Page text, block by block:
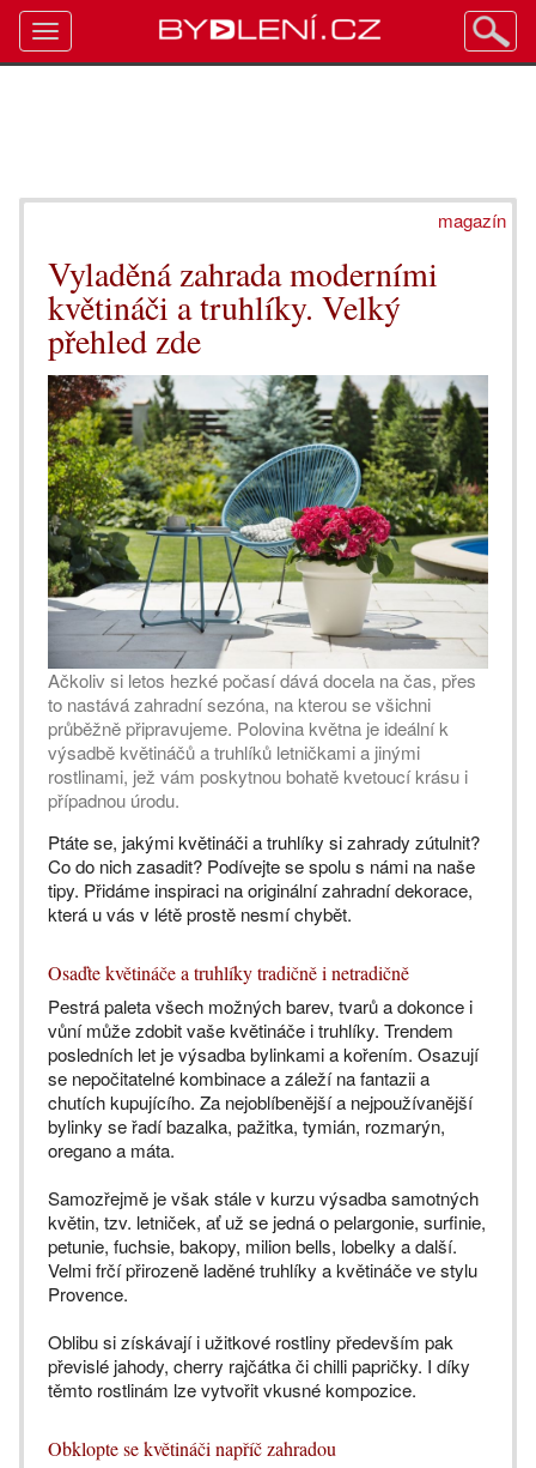
magazín
Vyladěná zahrada moderními
květináči a truhlíky. Velký
přehled zde
Ačkoliv si letos hezké počasí dává docela na čas, přes
to nastává zahradní sezóna, na kterou se všichni
průběžně připravujeme. Polovina května je ideální k
výsadbě květináčů a truhlíků letničkami a jinými
rostlinami, jež vám poskytnou bohatě kvetoucí krásu i
případnou úrodu.
Ptáte se, jakými květináči a truhlíky si zahrady zútulnit?
Co do nich zasadit? Podívejte se spolu s námi na naše
tipy. Přidáme inspiraci na originální zahradní dekorace,
která u vás v létě prostě nesmí chybět.
Osaďte květináče a truhlíky tradičně i netradičně
Pestrá paleta všech možných barev, tvarů a dokonce i
vůní může zdobit vaše květináče i truhlíky. Trendem
posledních let je výsadba bylinkami a kořením. Osazují
se nepočitatelné kombinace a záleží na fantazii a
chutích kupujícího. Za nejoblíbenější a nejpoužívanější
bylinky se řadí bazalka, pažitka, tymián, rozmarýn,
oregano a máta.
Samozřejmě je však stále v kurzu výsadba samotných
květin, tzv. letniček, ať už se jedná o pelargonie, surfinie,
petunie, fuchsie, bakopy, milion bells, lobelky a další.
Velmi frčí přirozeně laděné truhlíky a květináče ve stylu
Provence.
Oblibu si získávají i užitkové rostliny především pak
převislé jahody, cherry rajčátka či chilli papričky. I díky
těmto rostlinám lze vytvořit vkusné kompozice.
Obklopte se květináči napříč zahradou
Toggle
navigation